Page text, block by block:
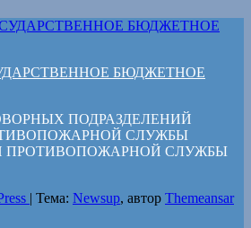
БЮДЖЕТНОЕ
ПОДРАЗДЕЛЕНИЙ
СЛУЖБЫ
ПРОТИВОПОЖАРНОЙ СЛУЖБЫ
| Тема: Newsup, автор Themeansar